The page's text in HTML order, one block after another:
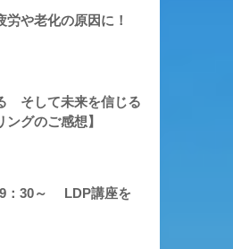
労や老化の原因に！
そして未来を信じる
ングのご感想】
：30～ LDP講座を